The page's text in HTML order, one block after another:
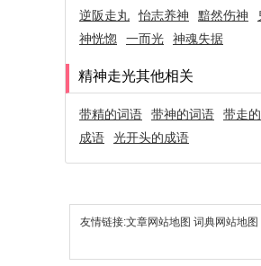
逆阪走丸
怡志养神 黯然伤神
神恍惚
一而光 神魂失据
精神走光其他相关
带精的词语 带神的词语 带走
成语
光开头的成语
友情链接:文章网站地图 词典网站地图